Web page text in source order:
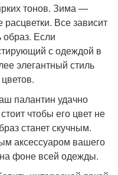
тонов. Зима —
Все зависит
образ. Если
с одеждой в
элегантный стиль
палантин удачно
чтобы его цвет не
станет скучным.
аксессуаром вашего
фоне всей одежды.